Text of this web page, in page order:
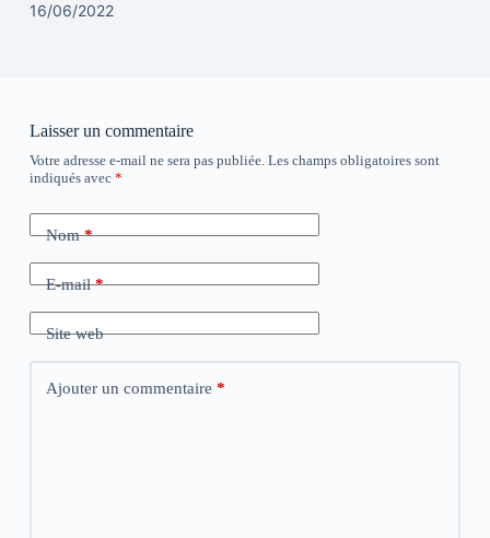
16/06/2022
Laisser un commentaire
Votre adresse e-mail ne sera pas publiée. Les champs obligatoires sont
indiqués avec *
Nom*
E-mail*
Site web
Ajouter un commentaire *